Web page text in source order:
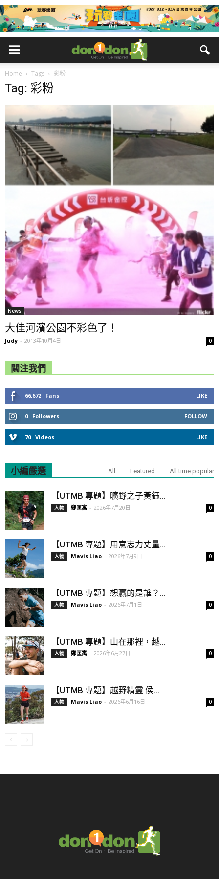
Home Tags 彩粉
Tag: 彩粉
News
大佳河濱公園不彩色了！
Judy - 2013年10月4日 0
關注我們
66,672 Fans LIKE
0 Followers FOLLOW
70 Videos LIKE
小編嚴選 All Featured All time popular
【UTMB 專題】曠野之子黃鈺...
人物 鄭匡寓 - 2026年7月20日 0
【UTMB 專題】用意志力丈量...
人物 Mavis Liao - 2026年7月9日 0
【UTMB 專題】想贏的是誰？...
人物 Mavis Liao - 2026年7月1日 0
【UTMB 專題】山在那裡，越...
人物 鄭匡寓 - 2026年6月27日 0
【UTMB 專題】越野精靈 侯...
人物 Mavis Liao - 2026年6月16日 0